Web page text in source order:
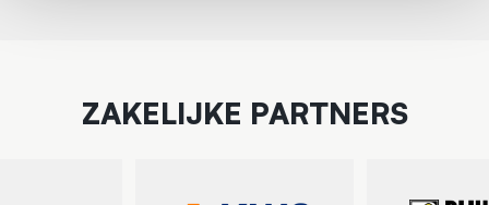
ZAKELIJKE PARTNERS